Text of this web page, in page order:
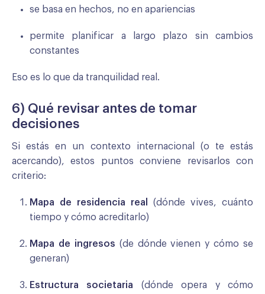
se basa en hechos, no en apariencias
permite planificar a largo plazo sin cambios
constantes
Eso es lo que da tranquilidad real.
6) Qué revisar antes de tomar
decisiones
Si estás en un contexto internacional (o te estás
acercando), estos puntos conviene revisarlos con
criterio:
Mapa de residencia real
(dónde vives, cuánto
tiempo y cómo acreditarlo)
Mapa de ingresos (de dónde vienen y cómo se
generan)
Estructura societaria (dónde opera y cómo